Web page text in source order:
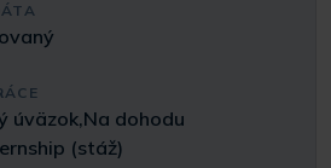
úväzok,Na dohodu
(stáž)